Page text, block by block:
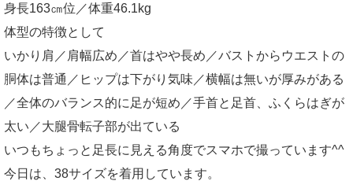
身長163㎝位／体重46.1kg
体型の特徴として
いかり肩／肩幅広め／首はやや長め／バストからウエストの
胴体は普通／ヒップは下がり気味／横幅は無いが厚みがある
／全体のバランス的に足が短め／手首と足首、ふくらはぎが
太い／大腿骨転子部が出ている
いつもちょっと足長に見える角度でスマホで撮っています^^
今日は、38サイズを着用しています。